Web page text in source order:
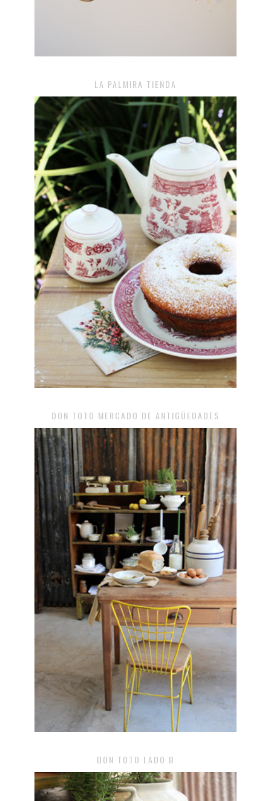
LA PALMIRA TIENDA
DON TOTO MERCADO DE ANTIGÜEDADES
DON TOTO LADO B